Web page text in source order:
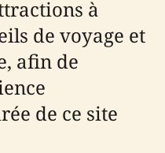
à
de voyage et
afin de
de ce site